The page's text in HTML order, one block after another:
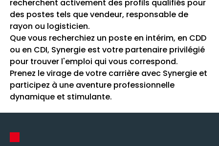
recherchent activement des profils qualifiés pour
des postes tels que vendeur, responsable de
rayon ou logisticien.
Que vous recherchiez un poste en intérim, en CDD
ou en CDI, Synergie est votre partenaire privilégié
pour trouver l'emploi qui vous correspond.
Prenez le virage de votre carrière avec Synergie et
participez à une aventure professionnelle
dynamique et stimulante.